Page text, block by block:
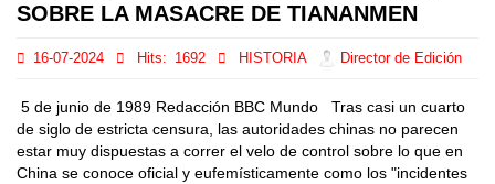
SOBRE LA MASACRE DE TIANANMEN
16-07-2024 Hits: 1692 HISTORIA Director de Edición
5 de junio de 1989 Redacción BBC Mundo Tras casi un cuarto
de siglo de estricta censura, las autoridades chinas no parecen
estar muy dispuestas a correr el velo de control sobre lo que en
China se conoce oficial y eufemísticamente como los "incidentes